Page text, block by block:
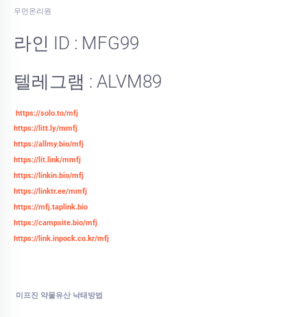
우먼온리원
라인 ID : MFG99
텔레그램 : ALVM89
https://solo.to/mfj
https://litt.ly/mmfj
https://allmy.bio/mfj
https://lit.link/mmfj
https://linkin.bio/mfj
https://linktr.ee/mmfj
https://mfj.taplink.bio
https://campsite.bio/mfj
https://link.inpock.co.kr/mfj
미프진 약물유산 낙태방법